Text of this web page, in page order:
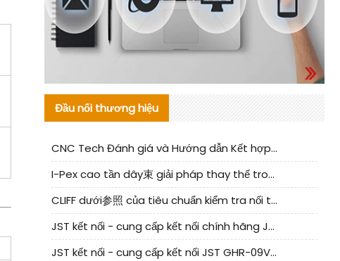
Đầu nối thương hiệu
CNC Tech Đánh giá và Hướng dẫn Kết hợp Sản xuất Linh kiện Cable Nội địa
I-Pex cao tần dây束 giải pháp thay thế trong nước phân tích
CLIFF dưới参照 của tiêu chuẩn kiểm tra nối tiếp器 trong nước được cập nhật
JST kết nối - cung cấp kết nối chính hãng JST NSHR-02V-S | sản phẩm thay thế
JST kết nối - cung cấp kết nối JST GHR-09V-S chính hãng | hàng thay thế